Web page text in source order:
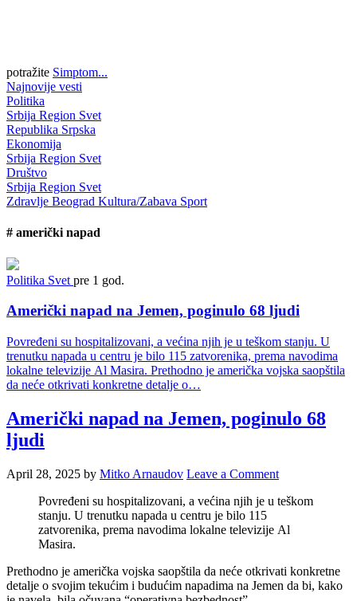
potražite Simptom...
Najnovije vesti
Politika
Srbija Region Svet
Republika Srpska
Ekonomija
Srbija Region Svet
Društvo
Srbija Region Svet
Zdravlje Beograd Kultura/Zabava Sport
# američki napad
Politika Svet pre 1 god.
Američki napad na Jemen, poginulo 68 ljudi
Povređeni su hospitalizovani, a većina njih je u teškom stanju. U
trenutku napada u centru je bilo 115 zatvorenika, prema navodima
lokalne televizije Al Masira. Prethodno je američka vojska saopštila
da neće otkrivati konkretne detalje o…
Američki napad na Jemen, poginulo 68
ljudi
April 28, 2025 by Mitko Arnaudov Leave a Comment
Povređeni su hospitalizovani, a većina njih je u teškom
stanju. U trenutku napada u centru je bilo 115
zatvorenika, prema navodima lokalne televizije Al
Masira.
Prethodno je američka vojska saopštila da neće otkrivati konkretne
detalje o svojim tekućim i budućim napadima na Jemen da bi, kako